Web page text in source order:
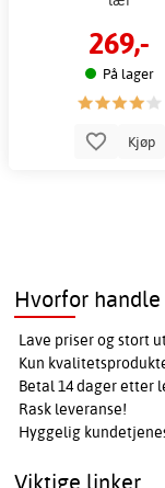
269,-
På lager
Kjøp
Hvorfor
Lave priser og stort
Kun
Betal 14 dager etter
Rask leveranse!
Hyggelig
Viktige linker